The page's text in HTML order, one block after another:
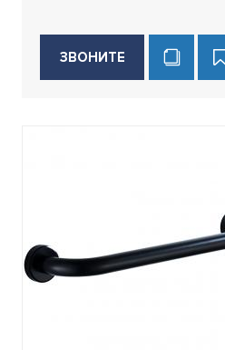
ЗВОНИТЕ